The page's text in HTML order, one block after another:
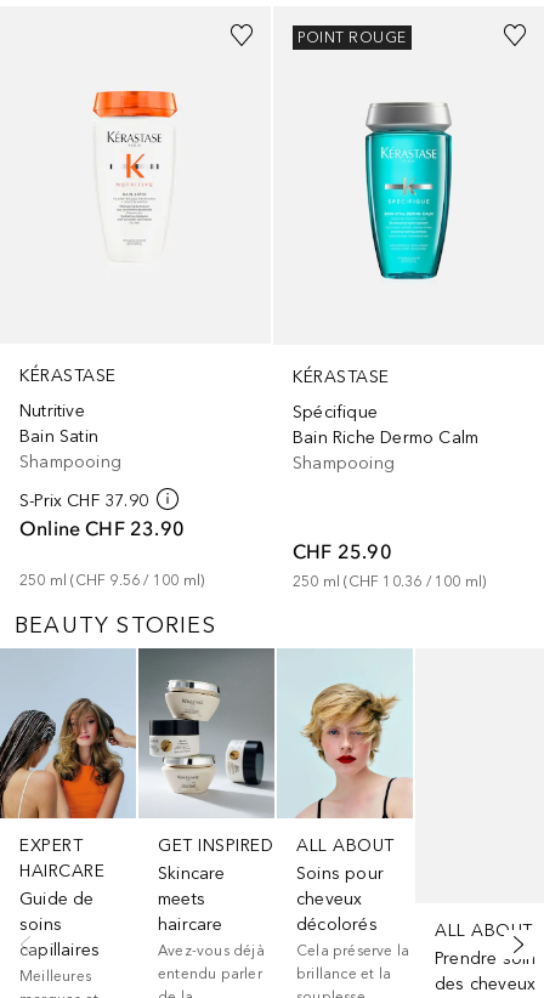
KÉRASTASE
Nutritive
Bain Satin
Shampooing
S-Prix CHF 37.90
Online CHF 23.90
250 ml (CHF 9.56 / 100 ml)
KÉRASTASE
Spécifique
Bain Riche Dermo Calm
Shampooing
CHF 25.90
250 ml (CHF 10.36 / 100 ml)
POINT ROUGE
BEAUTY STORIES
Ignorer
EXPERT
HAIRCARE
Guide de
soins
capillaires
Meilleures
GET INSPIRED
Skincare
meets
haircare
Avez-vous déjà
entendu parler
ALL ABOUT
Soins pour
cheveux
décolorés
Cela préserve la
brillance et la
ALL ABOUT
Prendre soin
des cheveux